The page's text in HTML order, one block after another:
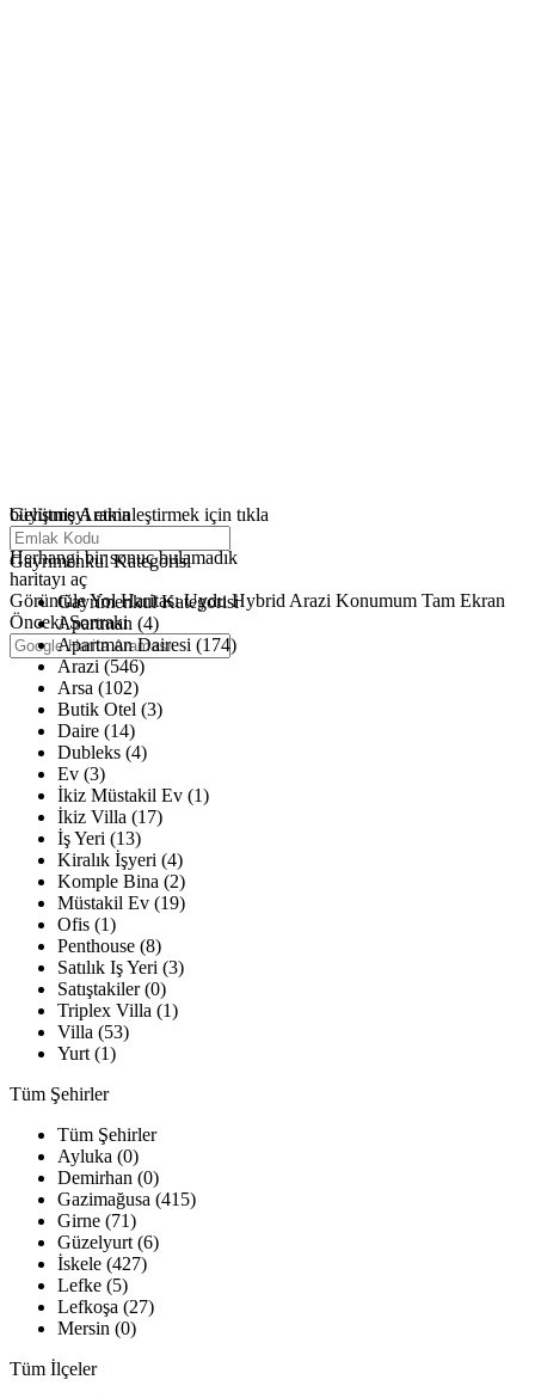
büyütmeyi etkinleştirmek için tıkla
Haritalar yükleniyor
Herhangi bir sonuç bulamadık
haritayı aç
GörüntüleYol Haritası Uydu Hybrid Arazi Konumum Tam Ekran
Önceki Sonraki
Gelişmiş Arama
Gayrimenkul Kategorisi
Gayrimenkul Kategorisi
Apartman (4)
Apartman Dairesi (174)
Arazi (546)
Arsa (102)
Butik Otel (3)
Daire (14)
Dubleks (4)
Ev (3)
İkiz Müstakil Ev (1)
İkiz Villa (17)
İş Yeri (13)
Kiralık İşyeri (4)
Komple Bina (2)
Müstakil Ev (19)
Ofis (1)
Penthouse (8)
Satılık Iş Yeri (3)
Satıştakiler (0)
Triplex Villa (1)
Villa (53)
Yurt (1)
Tüm Şehirler
Tüm Şehirler
Ayluka (0)
Demirhan (0)
Gazimağusa (415)
Girne (71)
Güzelyurt (6)
İskele (427)
Lefke (5)
Lefkoşa (27)
Mersin (0)
Tüm İlçeler